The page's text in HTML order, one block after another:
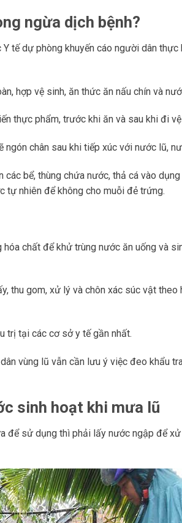
ngừa dịch bệnh?
tế dự phòng khuyến cáo người dân thực
hợp vệ sinh, ăn thức ăn nấu chín và
thực phẩm, trước khi ăn và sau khi đi
ngón chân sau khi tiếp xúc với nước lũ,
bể, thùng chứa nước, thả cá vào
tự nhiên để không cho muỗi đẻ trứng.
chất để khử trùng nước ăn uống và
thu gom, xử lý và chôn xác súc vật theo
trị tại các cơ sở y tế gần nhất.
vùng lũ vẫn cần lưu ý việc đeo khẩu
sinh hoạt khi mưa lũ
để sử dụng thì phải lấy nước ngập để xử